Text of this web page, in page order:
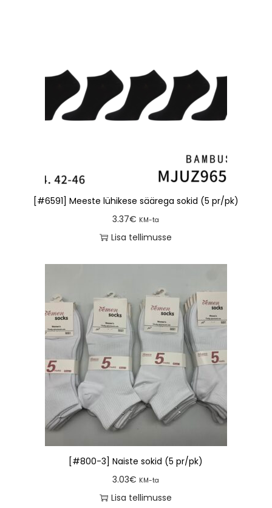
[#6591] Meeste lühikese säärega sokid (5 pr/pk)
3.37€ KM-ta
Lisa tellimusse
[#800-3] Naiste sokid (5 pr/pk)
3.03€ KM-ta
Lisa tellimusse